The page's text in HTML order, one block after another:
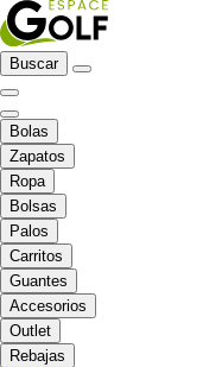
Buscar
Bolas
Zapatos
Ropa
Bolsas
Palos
Carritos
Guantes
Accesorios
Outlet
Rebajas